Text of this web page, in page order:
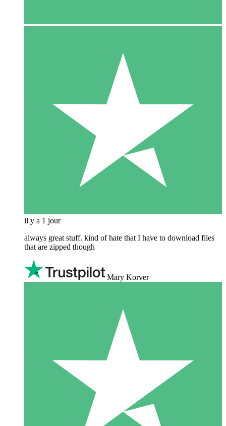
il y a 1 jour
always great stuff. kind of hate that I have to download files
that are zipped though
Mary Korver